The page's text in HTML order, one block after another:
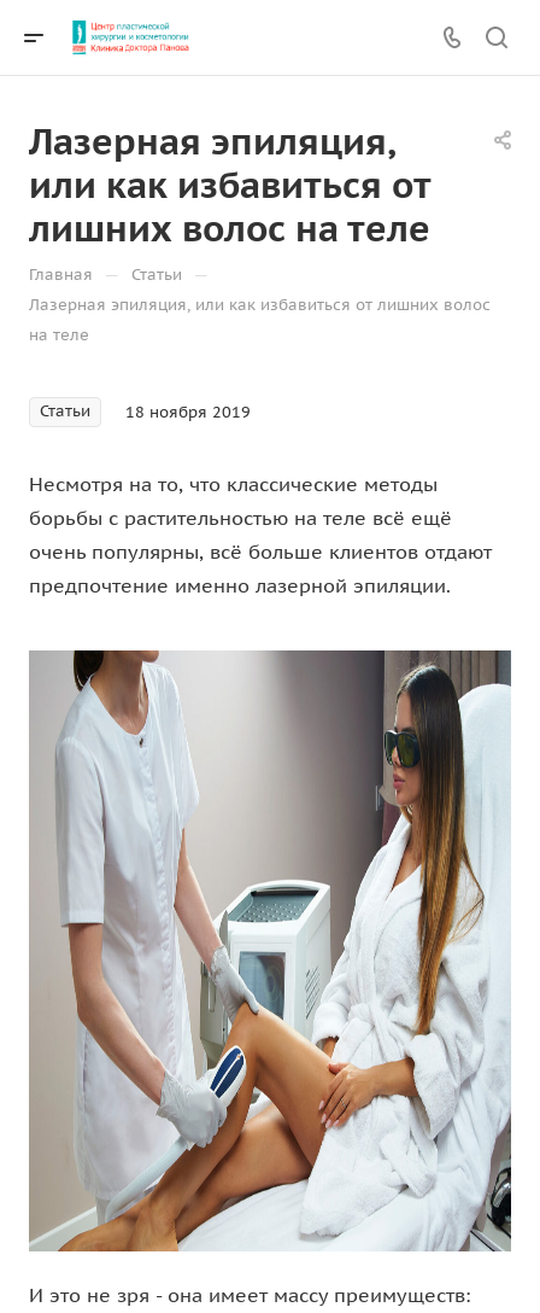
Лазерная эпиляция,
или как избавиться от
лишних волос на теле
Главная — Статьи —
Лазерная эпиляция, или как избавиться от лишних волос
на теле
Статьи 18 ноября 2019
Несмотря на то, что классические методы
борьбы с растительностью на теле всё ещё
очень популярны, всё больше клиентов отдают
предпочтение именно лазерной эпиляции.
И это не зря - она имеет массу преимуществ: